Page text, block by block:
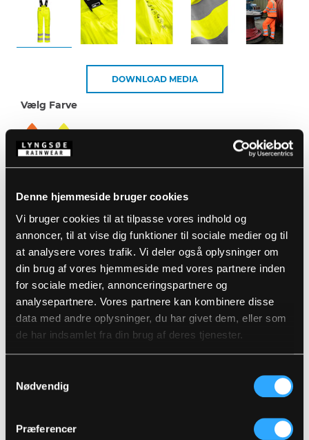
Denne hjemmeside bruger cookies
Vi bruger cookies til at tilpasse vores indhold og
annoncer, til at vise dig funktioner til sociale medier og til
at analysere vores trafik. Vi deler også oplysninger om
din brug af vores hjemmeside med vores partnere inden
for sociale medier, annonceringspartnere og
analysepartnere. Vores partnere kan kombinere disse
data med andre oplysninger, du har givet dem, eller som
de har indsamlet fra din brug af deres tjenester.
Nødvendig
Præferencer
DOWNLOAD MEDIA
Vælg Farve
99% Polyester, 1% Carbon Grid med Kromotex, 270
g/m2
Foer: 85% CV FR, 15% Para-aramid, 165 g/m2
IEC 61482-2-2009, Class 2, ATPV 42,4 cal/cm
Åndbar, vind- og vandtæt med tapede sømme
Vandtæthed: ≥13.000 MM
Åndbarhed: 10.000g/m2/24h
Detaljer
Elastik i taljen
Aftagelige, elastiske og justerbare seler
Bæltestropper
To frontlommer med velcro
Cargo lomme med trykknaplukning
Produktdata
Varenummer: ARC-LR17052-53
Størrelsesguide
Plejeinstruktioner: